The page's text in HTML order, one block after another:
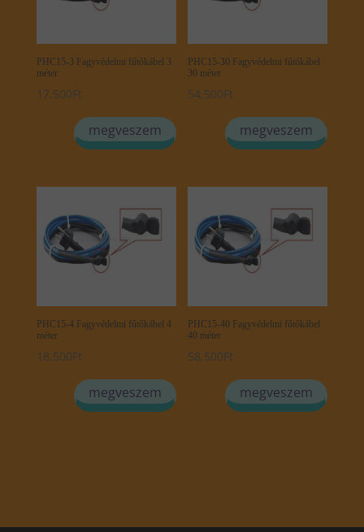
PHC15-3 Fagyvédelmi fűtőkábel 3
méter
17,500Ft
megveszem
PHC15-30 Fagyvédelmi fűtőkábel
30 méter
54,500Ft
megveszem
PHC15-4 Fagyvédelmi fűtőkábel 4
méter
18,500Ft
megveszem
PHC15-40 Fagyvédelmi fűtőkábel
40 méter
58,500Ft
megveszem